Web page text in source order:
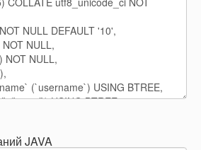
JAVA